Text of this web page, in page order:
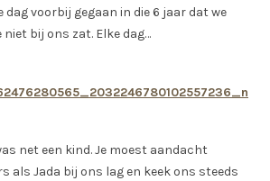
dag voorbij gegaan in die 6 jaar dat we
bij ons zat. Elke dag…
net een kind. Je moest aandacht
als Jada bij ons lag en keek ons steeds